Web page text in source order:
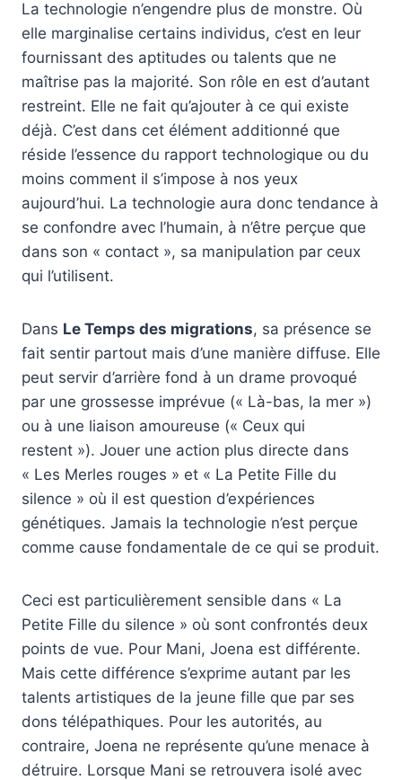
La technologie n’engendre plus de monstre. Où
elle marginalise certains individus, c’est en leur
fournissant des aptitudes ou talents que ne
maîtrise pas la majorité. Son rôle en est d’autant
restreint. Elle ne fait qu’ajouter à ce qui existe
déjà. C’est dans cet élément additionné que
réside l’essence du rapport technologique ou du
moins comment il s’impose à nos yeux
aujourd’hui. La technologie aura donc tendance à
se confondre avec l’humain, à n’être perçue que
dans son « contact », sa manipulation par ceux
qui l’utilisent.
Dans Le Temps des migrations, sa présence se
fait sentir partout mais d’une manière diffuse. Elle
peut servir d’arrière fond à un drame provoqué
par une grossesse imprévue (« Là-bas, la mer »)
ou à une liaison amoureuse (« Ceux qui
restent »). Jouer une action plus directe dans
« Les Merles rouges » et « La Petite Fille du
silence » où il est question d’expériences
génétiques. Jamais la technologie n’est perçue
comme cause fondamentale de ce qui se produit.
Ceci est particulièrement sensible dans « La
Petite Fille du silence » où sont confrontés deux
points de vue. Pour Mani, Joena est différente.
Mais cette différence s’exprime autant par les
talents artistiques de la jeune fille que par ses
dons télépathiques. Pour les autorités, au
contraire, Joena ne représente qu’une menace à
détruire. Lorsque Mani se retrouvera isolé avec